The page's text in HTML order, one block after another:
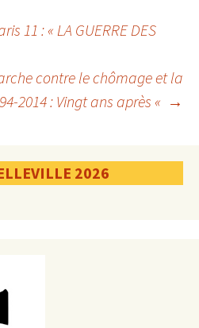
11 : « LA GUERRE DES
contre le chômage et la
2014 : Vingt ans après « →
2026